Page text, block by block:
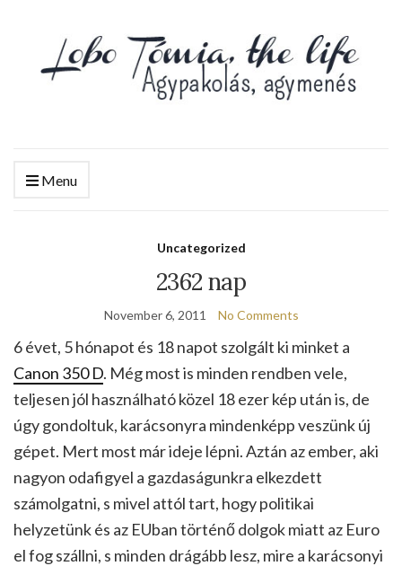
Menu
Uncategorized
2362 nap
November 6, 2011 No Comments
6 évet, 5 hónapot és 18 napot szolgált ki minket a
Canon 350 D. Még most is minden rendben vele,
teljesen jól használható közel 18 ezer kép után is, de
úgy gondoltuk, karácsonyra mindenképp veszünk új
gépet. Mert most már ideje lépni. Aztán az ember, aki
nagyon odafigyel a gazdaságunkra elkezdett
számolgatni, s mivel attól tart, hogy politikai
helyzetünk és az EUban történő dolgok miatt az Euro
el fog szállni, s minden drágább lesz, mire a karácsonyi